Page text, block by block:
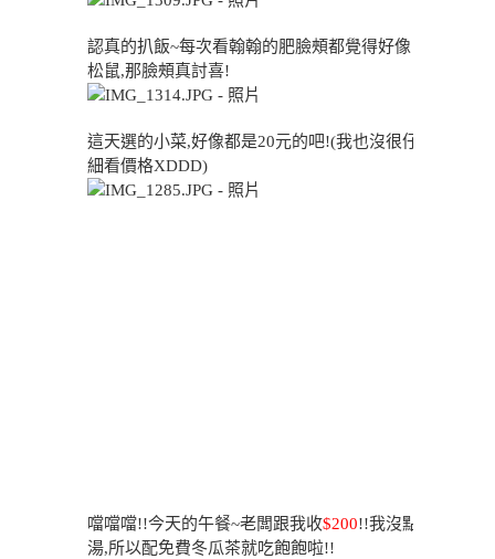
認真的扒飯~每次看翰翰的肥臉頰都覺得好像
松鼠,那臉頰真討喜!
這天選的小菜,好像都是20元的吧!(我也沒很仔
細看價格XDDD)
噹噹噹!!今天的午餐~老闆跟我收$200!!我沒點
湯,所以配免費冬瓜茶就吃飽飽啦!!